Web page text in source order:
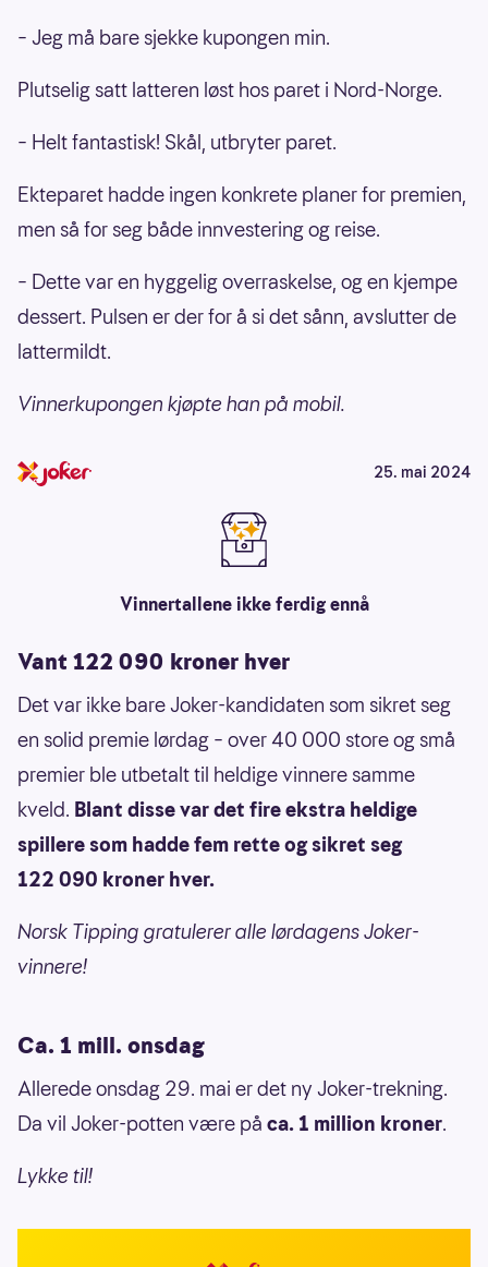
– Jeg må bare sjekke kupongen min.
Plutselig satt latteren løst hos paret i Nord-Norge.
– Helt fantastisk! Skål, utbryter paret.
Ekteparet hadde ingen konkrete planer for premien,
men så for seg både innvestering og reise.
– Dette var en hyggelig overraskelse, og en kjempe
dessert. Pulsen er der for å si det sånn, avslutter de
lattermildt.
Vinnerkupongen kjøpte han på mobil.
25. mai 2024
Vinnertallene ikke ferdig ennå
Vant 122 090 kroner hver
Det var ikke bare Joker-kandidaten som sikret seg
en solid premie lørdag – over 40 000 store og små
premier ble utbetalt til heldige vinnere samme
kveld. Blant disse var det fire ekstra heldige
spillere som hadde fem rette og sikret seg
122 090 kroner hver.
Norsk Tipping gratulerer alle lørdagens Joker-
vinnere!
Ca. 1 mill. onsdag
Allerede onsdag 29. mai er det ny Joker-trekning.
Da vil Joker-potten være på ca. 1 million kroner.
Lykke til!